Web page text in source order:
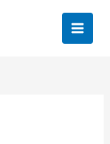
Main